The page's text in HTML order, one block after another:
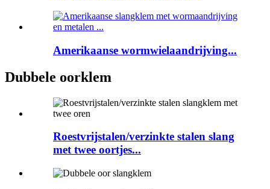
Amerikaanse wormwielaandrijving...
Dubbele oorklem
Roestvrijstalen/verzinkte stalen slang
met twee oortjes...